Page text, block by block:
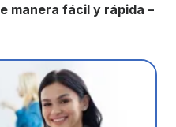
manera fácil y rápida –